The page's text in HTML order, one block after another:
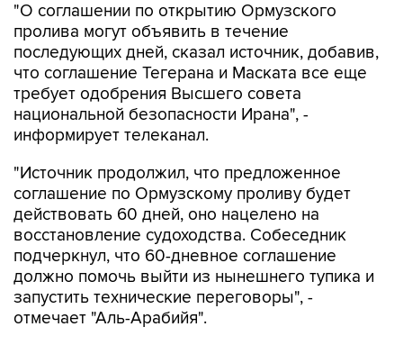
"О соглашении по открытию Ормузского
пролива могут объявить в течение
последующих дней, сказал источник, добавив,
что соглашение Тегерана и Маската все еще
требует одобрения Высшего совета
национальной безопасности Ирана", -
информирует телеканал.
"Источник продолжил, что предложенное
соглашение по Ормузскому проливу будет
действовать 60 дней, оно нацелено на
восстановление судоходства. Собеседник
подчеркнул, что 60-дневное соглашение
должно помочь выйти из нынешнего тупика и
запустить технические переговоры", -
отмечает "Аль-Арабийя".